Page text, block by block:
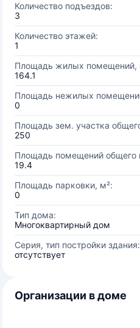
Количество подъездов:
3
Количество этажей:
1
Площадь жилых помещений,
164.1
Площадь нежилых
0
Площадь зем. участка
250
Площадь помещений общего
19.4
Площадь парковки, м²:
0
Тип дома:
Многоквартирный дом
Серия, тип постройки здания:
отсутствует
Организации в доме